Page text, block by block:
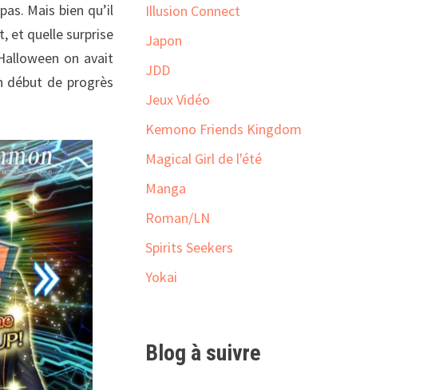
Mais bien qu’il
et quelle surprise
on avait
début de progrès
Illusion Connect
Japon
JDD
Jeux Vidéo
Kemono Friends Kingdom
Magical Girl de l'été
Manga
Roman/LN
Spirits Seekers
Yokai
Blog à suivre